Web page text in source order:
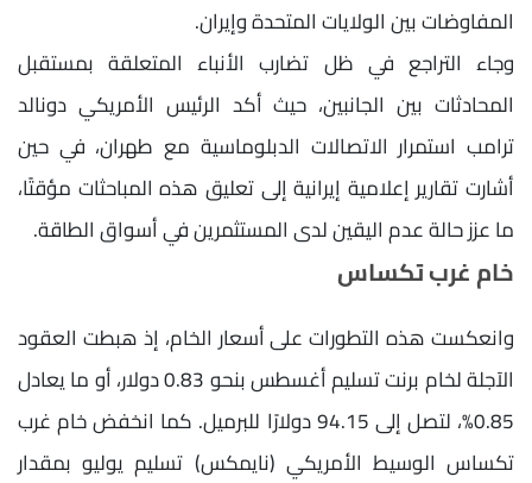
المفاوضات بين الولايات المتحدة وإيران.
وجاء التراجع في ظل تضارب الأنباء المتعلقة بمستقبل
المحادثات بين الجانبين، حيث أكد الرئيس الأمريكي دونالد
ترامب استمرار الاتصالات الدبلوماسية مع طهران، في حين
أشارت تقارير إعلامية إيرانية إلى تعليق هذه المباحثات مؤقتًا،
ما عزز حالة عدم اليقين لدى المستثمرين في أسواق الطاقة.
خام غرب تكساس
وانعكست هذه التطورات على أسعار الخام، إذ هبطت العقود
الآجلة لخام برنت تسليم أغسطس بنحو 0.83 دولار، أو ما يعادل
0.85%، لتصل إلى 94.15 دولارًا للبرميل. كما انخفض خام غرب
تكساس الوسيط الأمريكي (نايمكس) تسليم يوليو بمقدار